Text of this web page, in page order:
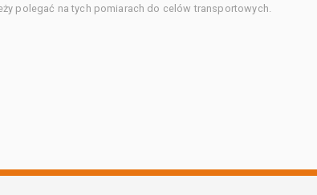
polegać na tych pomiarach do celów transportowych.